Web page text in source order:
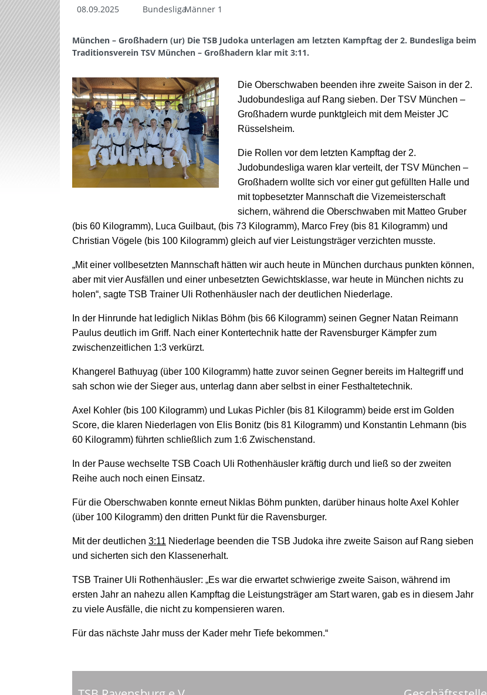
08.09.2025 BundesligaMänner 1
München – Großhadern (ur) Die TSB Judoka unterlagen am letzten Kampftag der 2. Bundesliga beim
Traditionsverein TSV München – Großhadern klar mit 3:11.
Die Oberschwaben beenden ihre zweite Saison in der 2.
Judobundesliga auf Rang sieben. Der TSV München –
Großhadern wurde punktgleich mit dem Meister JC
Rüsselsheim.
Die Rollen vor dem letzten Kampftag der 2.
Judobundesliga waren klar verteilt, der TSV München –
Großhadern wollte sich vor einer gut gefüllten Halle und
mit topbesetzter Mannschaft die Vizemeisterschaft
sichern, während die Oberschwaben mit Matteo Gruber
(bis 60 Kilogramm), Luca Guilbaut, (bis 73 Kilogramm), Marco Frey (bis 81 Kilogramm) und
Christian Vögele (bis 100 Kilogramm) gleich auf vier Leistungsträger verzichten musste.
„Mit einer vollbesetzten Mannschaft hätten wir auch heute in München durchaus punkten können,
aber mit vier Ausfällen und einer unbesetzten Gewichtsklasse, war heute in München nichts zu
holen“, sagte TSB Trainer Uli Rothenhäusler nach der deutlichen Niederlage.
In der Hinrunde hat lediglich Niklas Böhm (bis 66 Kilogramm) seinen Gegner Natan Reimann
Paulus deutlich im Griff. Nach einer Kontertechnik hatte der Ravensburger Kämpfer zum
zwischenzeitlichen 1:3 verkürzt.
Khangerel Bathuyag (über 100 Kilogramm) hatte zuvor seinen Gegner bereits im Haltegriff und
sah schon wie der Sieger aus, unterlag dann aber selbst in einer Festhaltetechnik.
Axel Kohler (bis 100 Kilogramm) und Lukas Pichler (bis 81 Kilogramm) beide erst im Golden
Score, die klaren Niederlagen von Elis Bonitz (bis 81 Kilogramm) und Konstantin Lehmann (bis
60 Kilogramm) führten schließlich zum 1:6 Zwischenstand.
In der Pause wechselte TSB Coach Uli Rothenhäusler kräftig durch und ließ so der zweiten
Reihe auch noch einen Einsatz.
Für die Oberschwaben konnte erneut Niklas Böhm punkten, darüber hinaus holte Axel Kohler
(über 100 Kilogramm) den dritten Punkt für die Ravensburger.
Mit der deutlichen 3:11 Niederlage beenden die TSB Judoka ihre zweite Saison auf Rang sieben
und sicherten sich den Klassenerhalt.
TSB Trainer Uli Rothenhäusler: „Es war die erwartet schwierige zweite Saison, während im
ersten Jahr an nahezu allen Kampftag die Leistungsträger am Start waren, gab es in diesem Jahr
zu viele Ausfälle, die nicht zu kompensieren waren.
Für das nächste Jahr muss der Kader mehr Tiefe bekommen.“